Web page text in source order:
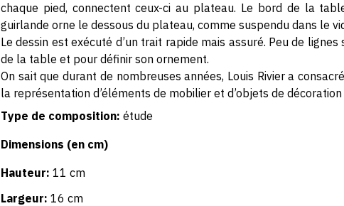
chaque pied, connectent ceux-ci au plateau. Le bord de la
guirlande orne le dessous du plateau, comme suspendu dans le
Le dessin est exécuté d’un trait rapide mais assuré. Peu de
de la table et pour définir son ornement.
On sait que durant de nombreuses années, Louis Rivier a
la représentation d’éléments de mobilier et d’objets de
Type de composition: étude
Dimensions (en cm)
Hauteur: 11 cm
Largeur: 16 cm